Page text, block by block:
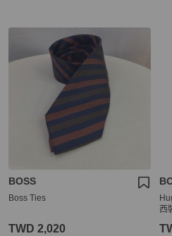
BOSS
Boss Ties
TWD 2,020
西